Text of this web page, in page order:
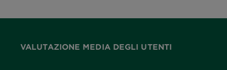
VALUTAZIONE MEDIA DEGLI UTENTI